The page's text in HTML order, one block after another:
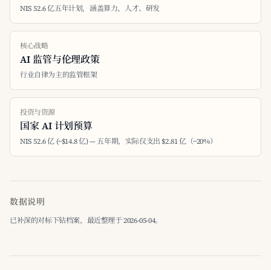
NIS 52.6 亿五年计划，涵盖算力、人才、研发
核心战略
AI 监管与伦理政策
行业自律为主的监管框架
投资与资源
国家 AI 计划预算
NIS 52.6 亿 (~$14.8 亿) — 五年期，实际仅支出 $2.81 亿（~20%）
数据说明
已补深的对标下钻档案，最近整理于 2026-05-04。